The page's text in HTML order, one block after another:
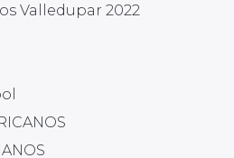
Valledupar 2022